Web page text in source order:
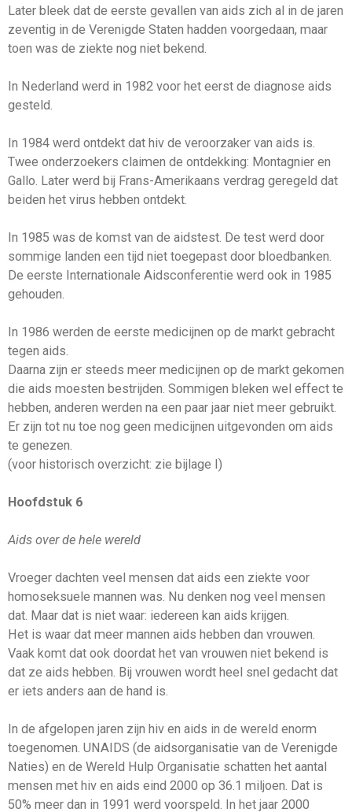
Later bleek dat de eerste gevallen van aids zich al in de jaren
zeventig in de Verenigde Staten hadden voorgedaan, maar
toen was de ziekte nog niet bekend.
In Nederland werd in 1982 voor het eerst de diagnose aids
gesteld.
In 1984 werd ontdekt dat hiv de veroorzaker van aids is.
Twee onderzoekers claimen de ontdekking: Montagnier en
Gallo. Later werd bij Frans-Amerikaans verdrag geregeld dat
beiden het virus hebben ontdekt.
In 1985 was de komst van de aidstest. De test werd door
sommige landen een tijd niet toegepast door bloedbanken.
De eerste Internationale Aidsconferentie werd ook in 1985
gehouden.
In 1986 werden de eerste medicijnen op de markt gebracht
tegen aids.
Daarna zijn er steeds meer medicijnen op de markt gekomen
die aids moesten bestrijden. Sommigen bleken wel effect te
hebben, anderen werden na een paar jaar niet meer gebruikt.
Er zijn tot nu toe nog geen medicijnen uitgevonden om aids
te genezen.
(voor historisch overzicht: zie bijlage I)
Hoofdstuk 6
Aids over de hele wereld
Vroeger dachten veel mensen dat aids een ziekte voor
homoseksuele mannen was. Nu denken nog veel mensen
dat. Maar dat is niet waar: iedereen kan aids krijgen.
Het is waar dat meer mannen aids hebben dan vrouwen.
Vaak komt dat ook doordat het van vrouwen niet bekend is
dat ze aids hebben. Bij vrouwen wordt heel snel gedacht dat
er iets anders aan de hand is.
In de afgelopen jaren zijn hiv en aids in de wereld enorm
toegenomen. UNAIDS (de aidsorganisatie van de Verenigde
Naties) en de Wereld Hulp Organisatie schatten het aantal
mensen met hiv en aids eind 2000 op 36.1 miljoen. Dat is
50% meer dan in 1991 werd voorspeld. In het jaar 2000